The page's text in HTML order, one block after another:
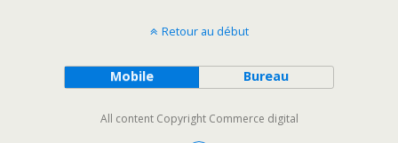
Retour au début
Mobile Bureau
All content Copyright Commerce digital